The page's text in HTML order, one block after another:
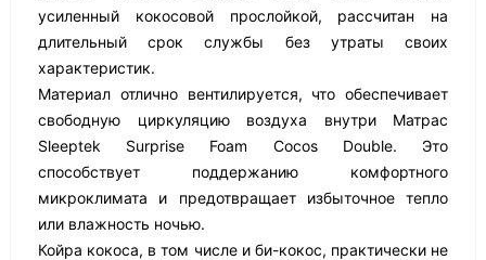
усиленный кокосовой прослойкой, рассчитан на
длительный срок службы без утраты своих
характеристик.
Материал отлично вентилируется, что обеспечивает
свободную циркуляцию воздуха внутри Матрас
Sleeptek Surprise Foam Cocos Double. Это
способствует поддержанию комфортного
микроклимата и предотвращает избыточное тепло
или влажность ночью.
Койра кокоса, в том числе и би-кокос, практически не